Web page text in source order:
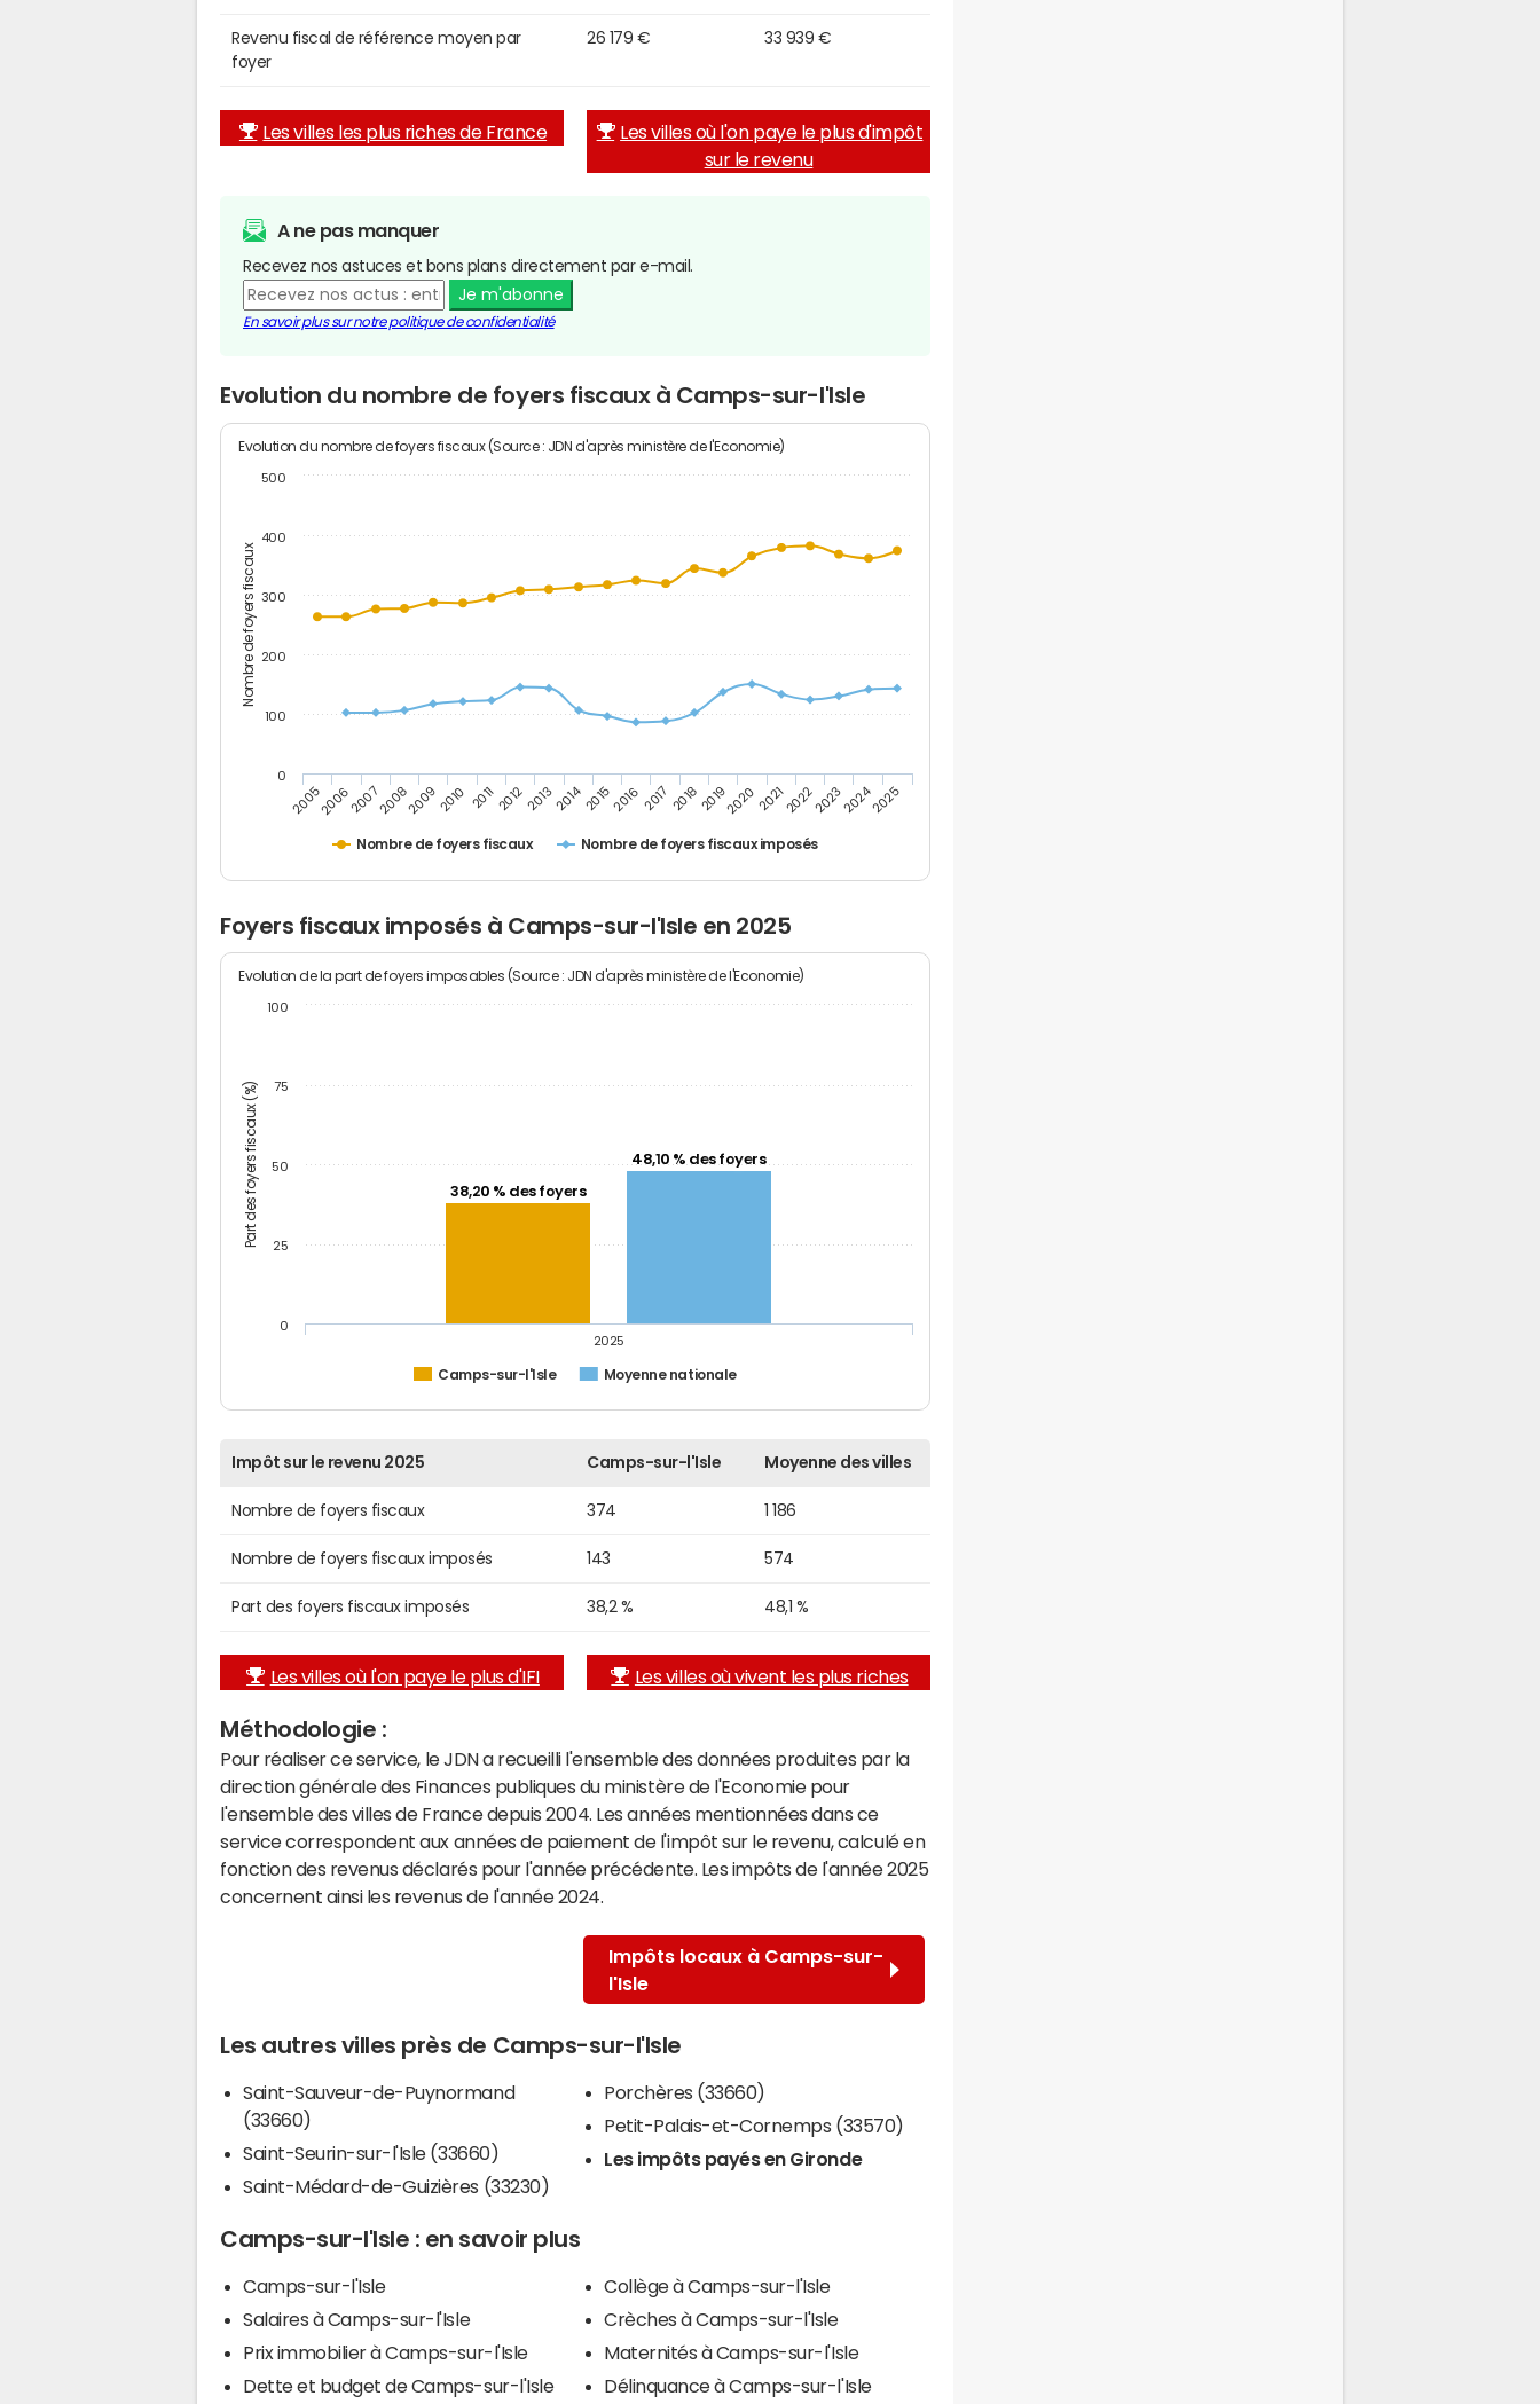
Revenu fiscal de référence moyen par
foyer
26 179 € 33 939 €
Les villes les plus riches de France
Les villes où l'on paye le plus d'impôt
sur le revenu
A ne pas manquer
Recevez nos astuces et bons plans directement par e-mail.
Je m'abonne
En savoir plus sur notre politique de confidentialité
Evolution du nombre de foyers fiscaux à Camps-sur-l'Isle
Nombre de foyers fiscaux
Evolution du nombre de foyers fiscaux (Source : JDN d'après ministère de l'Economie)
Nombre de foyers fiscaux Nombre de foyers fiscaux imposés
200520062007200820092010 201120122013201420152016 2017 20182019202020212022202320242025
0
100
200
300
400
500
Foyers fiscaux imposés à Camps-sur-l'Isle en 2025
Part des foyers fiscaux (%)
Evolution de la part de foyers imposables (Source : JDN d'après ministère de l'Economie)
38,20 % des foyers
48,10 % des foyers
Camps-sur-l'Isle Moyenne nationale
2025
0
25
50
75
100
Impôt sur le revenu 2025 Camps-sur-l'Isle Moyenne des villes
Nombre de foyers fiscaux 374 1 186
Nombre de foyers fiscaux imposés 143 574
Part des foyers fiscaux imposés 38,2 % 48,1 %
Les villes où l'on paye le plus d'IFI Les villes où vivent les plus riches
Méthodologie :
Pour réaliser ce service, le JDN a recueilli l'ensemble des données produites par la
direction générale des Finances publiques du ministère de l'Economie pour
l'ensemble des villes de France depuis 2004. Les années mentionnées dans ce
service correspondent aux années de paiement de l'impôt sur le revenu, calculé en
fonction des revenus déclarés pour l'année précédente. Les impôts de l'année 2025
concernent ainsi les revenus de l'année 2024.
Impôts locaux à Camps-sur-
l'Isle
Les autres villes près de Camps-sur-l'Isle
Saint-Sauveur-de-Puynormand
(33660)
Saint-Seurin-sur-l'Isle (33660)
Saint-Médard-de-Guizières (33230)
Porchères (33660)
Petit-Palais-et-Cornemps (33570)
Les impôts payés en Gironde
Camps-sur-l'Isle : en savoir plus
Camps-sur-l'Isle
Salaires à Camps-sur-l'Isle
Prix immobilier à Camps-sur-l'Isle
Dette et budget de Camps-sur-l'Isle
Collège à Camps-sur-l'Isle
Crèches à Camps-sur-l'Isle
Maternités à Camps-sur-l'Isle
Délinquance à Camps-sur-l'Isle